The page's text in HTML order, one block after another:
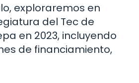
exploraremos en
del Tec de
en 2023, incluyendo
de financiamiento,